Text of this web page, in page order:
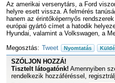
Az amerikai versenytárs, a Ford
helyre esett vissza. A felmérés
hanem az érintőképernyős
európai gyártó címet a hatodik
Hyundai, valamint a Volkswagen, a
Megosztás: Tweet Nyomtatás
SZÓLJON HOZZÁ!
Tisztelt látogatónk! Amennyiben
rendelkezik hozzáféréssel,